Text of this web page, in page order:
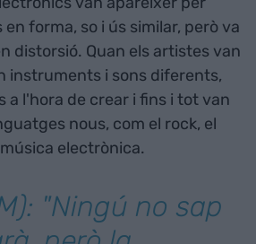
forma, so i ús similar, però va
distorsió. Quan els artistes van
instruments i sons diferents,
a l'hora de crear i fins i tot van
nous, com el rock, el
electrònica.
"Ningú no sap